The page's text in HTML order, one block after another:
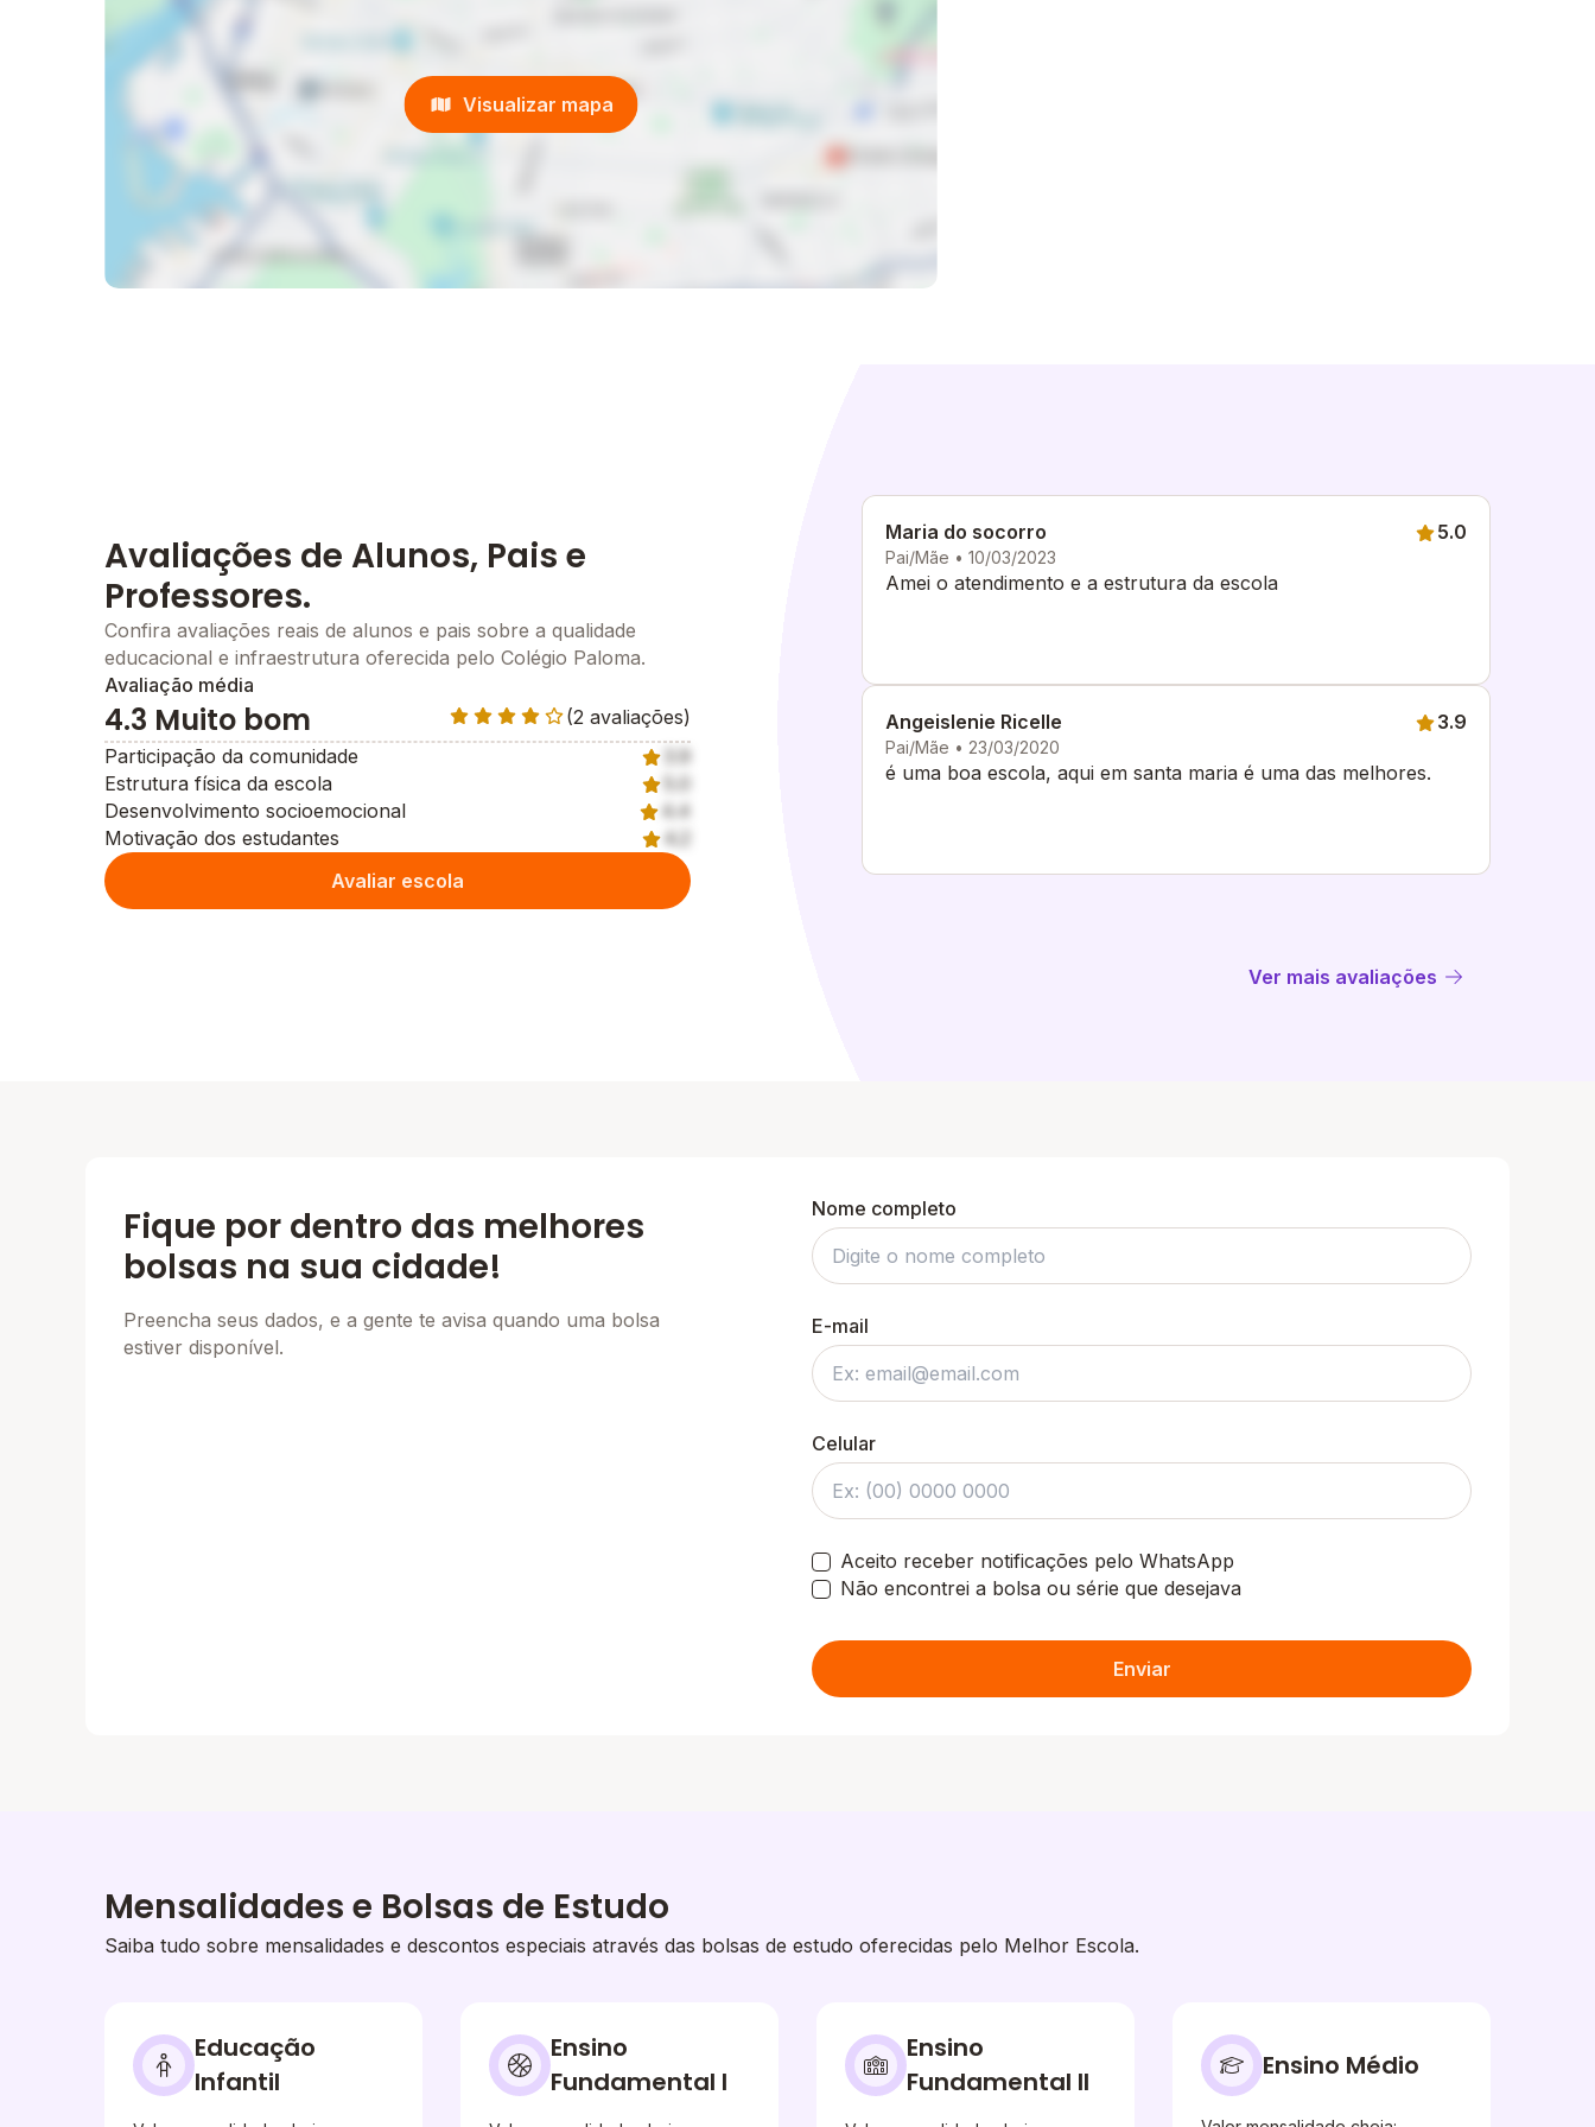
Visualizar mapa
Avaliações de Alunos, Pais e
Professores.
Confira avaliações reais de alunos e pais sobre a qualidade
educacional e infraestrutura oferecida pelo Colégio Paloma.
Avaliação média
4.3 Muito bom
(2 avaliações)
Participação da comunidade
3.9
Estrutura física da escola
Desenvolvimento socioemocional
4.4
Motivação dos estudantes
4.2
Avaliar escola
Maria do socorro
Pai/Mãe • 10/03/2023
5.0
Amei o atendimento e a estrutura da escola
Angeislenie Ricelle
Pai/Mãe • 23/03/2020
3.9
é uma boa escola, aqui em santa maria é uma das melhores.
Ver mais avaliações
Fique por dentro das melhores
bolsas na sua cidade!
Preencha seus dados, e a gente te avisa quando uma bolsa
estiver disponível.
Nome completo
E-mail
Celular
Aceito receber notificações pelo WhatsApp
Não encontrei a bolsa ou série que desejava
Enviar
Mensalidades e Bolsas de Estudo
Saiba tudo sobre mensalidades e descontos especiais através das bolsas de estudo oferecidas pelo Melhor Escola.
Educação
Infantil
Ensino
Fundamental I
Ensino
Fundamental II
Ensino Médio